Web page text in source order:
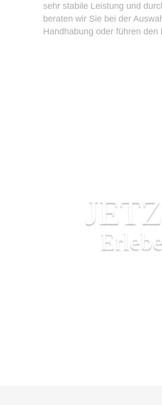
sehr stabile Leistung und
beraten wir Sie bei der
Handhabung oder führen